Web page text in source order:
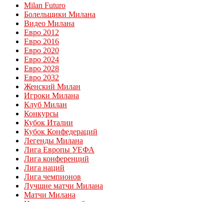
Milan Futuro
Болельщики Милана
Видео Милана
Евро 2012
Евро 2016
Евро 2020
Евро 2024
Евро 2028
Евро 2032
Женский Милан
Игроки Милана
Клуб Милан
Конкурсы
Кубок Италии
Кубок Конфедераций
Легенды Милана
Лига Европы УЕФА
Лига конференций
Лига наций
Лига чемпионов
Лучшие матчи Милана
Матчи Милана